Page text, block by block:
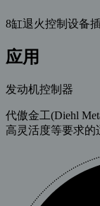
8缸退火控制设备
应用
发动机控制器
代傲金工(Diehl
高灵活度等要求的